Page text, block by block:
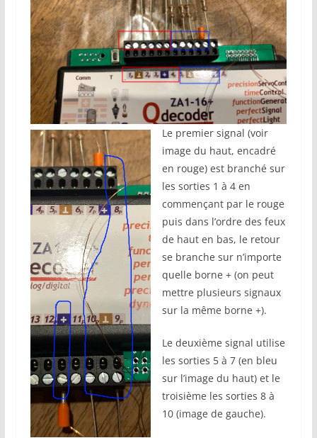
Le premier signal (voir
image du haut, encadré
en rouge) est branché sur
les sorties 1 à 4 en
commençant par le rouge
puis dans l’ordre des feux
de haut en bas, le retour
se branche sur n’importe
quelle borne + (on peut
mettre plusieurs signaux
sur la même borne +).
Le deuxième signal utilise
les sorties 5 à 7 (en bleu
sur l’image du haut) et le
troisième les sorties 8 à
10 (image de gauche).